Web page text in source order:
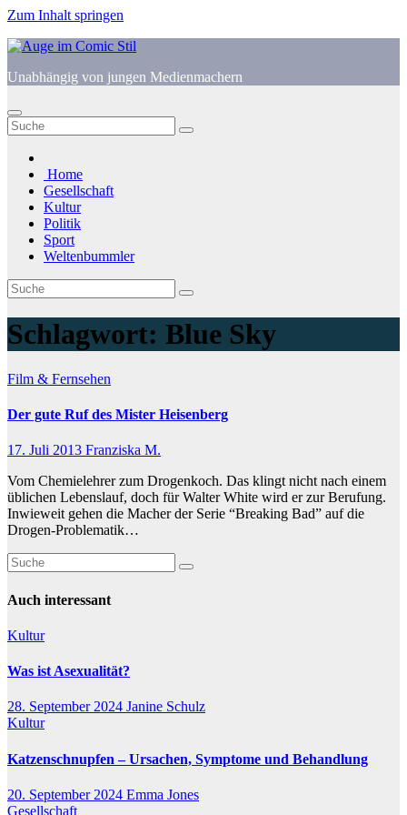
Zum Inhalt springen
Unabhängig von jungen Medienmachern
Home
Gesellschaft
Kultur
Politik
Sport
Weltenbummler
Schlagwort: Blue Sky
Film & Fernsehen
Der gute Ruf des Mister Heisenberg
17. Juli 2013 Franziska M.
Vom Chemielehrer zum Drogenkoch. Das klingt nicht nach einem
üblichen Lebenslauf, doch für Walter White wird er zur Berufung.
Inwieweit gehen die Macher der Serie “Breaking Bad” auf die
Drogen-Problematik…
Auch interessant
Kultur
Was ist Asexualität?
28. September 2024 Janine Schulz
Kultur
Katzenschnupfen – Ursachen, Symptome und Behandlung
20. September 2024 Emma Jones
Gesellschaft